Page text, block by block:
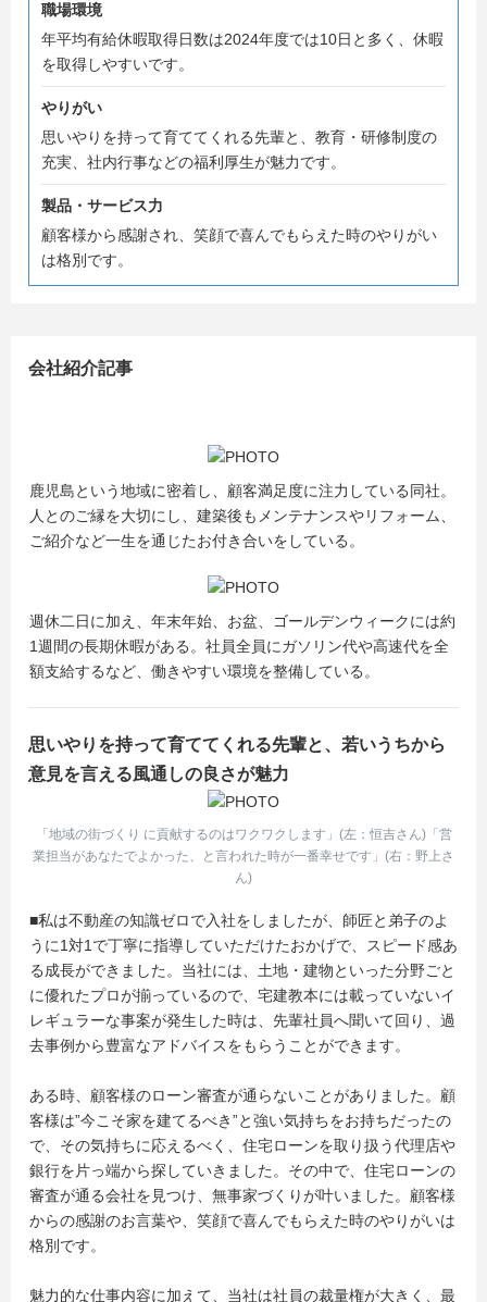
職場環境
年平均有給休暇取得日数は2024年度では10日と多く、休暇
を取得しやすいです。
やりがい
思いやりを持って育ててくれる先輩と、教育・研修制度の
充実、社内行事などの福利厚生が魅力です。
製品・サービス力
顧客様から感謝され、笑顔で喜んでもらえた時のやりがい
は格別です。
会社紹介記事
鹿児島という地域に密着し、顧客満足度に注力している同社。
人とのご縁を大切にし、建築後もメンテナンスやリフォーム、
ご紹介など一生を通じたお付き合いをしている。
週休二日に加え、年末年始、お盆、ゴールデンウィークには約
1週間の長期休暇がある。社員全員にガソリン代や高速代を全
額支給するなど、働きやすい環境を整備している。
思いやりを持って育ててくれる先輩と、若いうちから
意見を言える風通しの良さが魅力
「地域の街づくり に貢献するのはワクワクします」(左：恒吉さん)「営
業担当があなたでよかった、と言われた時が一番幸せです」(右：野上さ
ん)
■私は不動産の知識ゼロで入社をしましたが、師匠と弟子のよ
うに1対1で丁寧に指導していただけたおかげで、スピード感あ
る成長ができました。当社には、土地・建物といった分野ごと
に優れたプロが揃っているので、宅建教本には載っていないイ
レギュラーな事案が発生した時は、先輩社員へ聞いて回り、過
去事例から豊富なアドバイスをもらうことができます。
ある時、顧客様のローン審査が通らないことがありました。顧
客様は”今こそ家を建てるべき”と強い気持ちをお持ちだったの
で、その気持ちに応えるべく、住宅ローンを取り扱う代理店や
銀行を片っ端から探していきました。その中で、住宅ローンの
審査が通る会社を見つけ、無事家づくりが叶いました。顧客様
からの感謝のお言葉や、笑顔で喜んでもらえた時のやりがいは
格別です。
魅力的な仕事内容に加えて、当社は社員の裁量権が大きく、最